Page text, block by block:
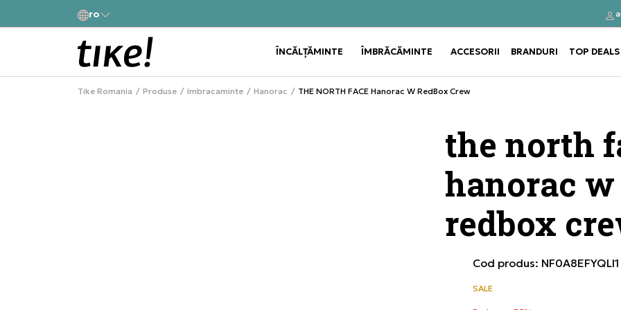
roCumpără acum, plateste mai târziu 3 rate fără dobândă cu
ÎNCĂLȚĂMINTE Use shift+Enter to open or close
ÎMBRĂCĂMINTE Use shift+Enter to open or close
ACCESORII BRANDURI TOP DEALS
Tike Romania Produse Imbracaminte Hanorac THE NORTH FACE Hanorac W RedBox Crew
the north
hanorac w
redbox
Cod produs: NF0A8EFYQLI1
SALE